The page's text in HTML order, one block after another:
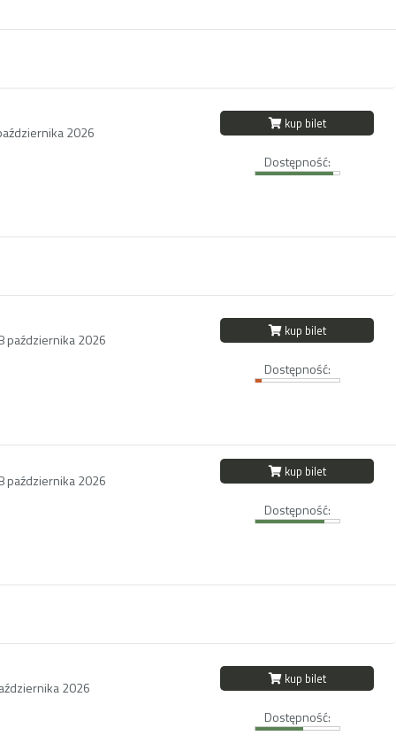
2026
kup bilet
Dostępność:
października 2026
kup bilet
Dostępność:
października 2026
kup bilet
Dostępność:
2026
kup bilet
Dostępność: